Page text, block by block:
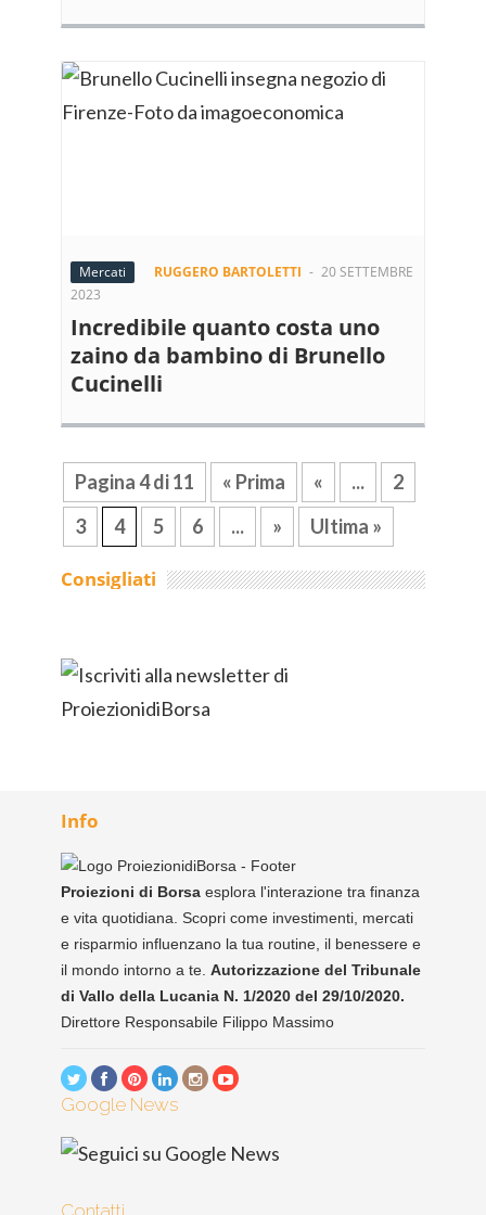
Mercati RUGGERO BARTOLETTI - 20 SETTEMBRE
2023
Incredibile quanto costa uno
zaino da bambino di Brunello
Cucinelli
Pagina 4 di 11 « Prima « ...
2
3
4 5 6 ... » Ultima »
Consigliati
Info
Proiezioni di Borsa esplora l'interazione tra finanza
e vita quotidiana. Scopri come investimenti, mercati
e risparmio influenzano la tua routine, il benessere e
il mondo intorno a te. Autorizzazione del Tribunale
di Vallo della Lucania N. 1/2020 del 29/10/2020.
Direttore Responsabile Filippo Massimo
Google News
Contatti